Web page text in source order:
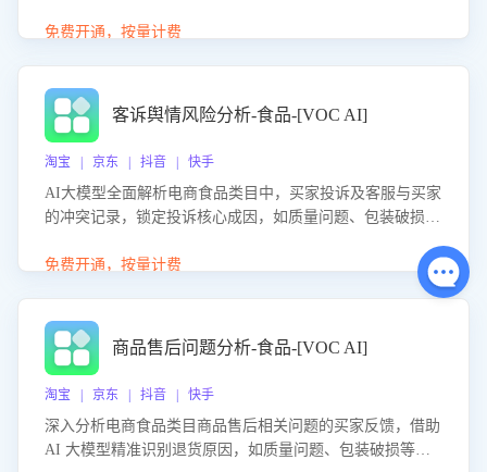
力商家优化产品或服务，实现销售额的显著提升。
免费开通，按量计费
客诉舆情风险分析-食品-[VOC AI]
淘宝 | 京东 | 抖音 | 快手
AI大模型全面解析电商食品类目中，买家投诉及客服与买家
的冲突记录，锁定投诉核心成因，如质量问题、包装破损
置差评防控，提升客户满意度。
免费开通，按量计费
商品售后问题分析-食品-[VOC AI]
淘宝 | 京东 | 抖音 | 快手
深入分析电商食品类目商品售后相关问题的买家反馈，借助
AI 大模型精准识别退货原因，如质量问题、包装破损等，